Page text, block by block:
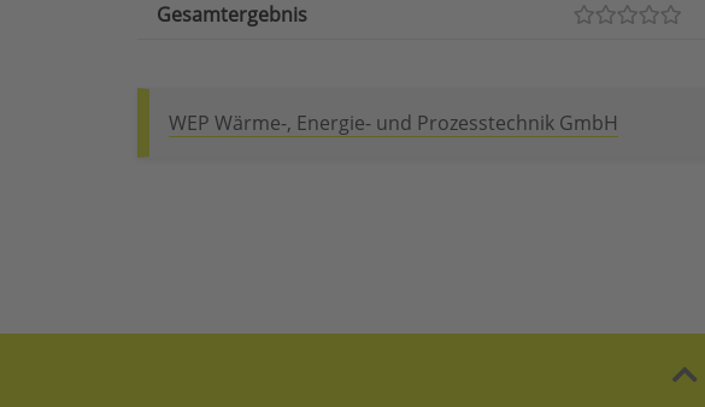
Gesamtergebnis
WEP Wärme-, Energie- und Prozesstechnik GmbH